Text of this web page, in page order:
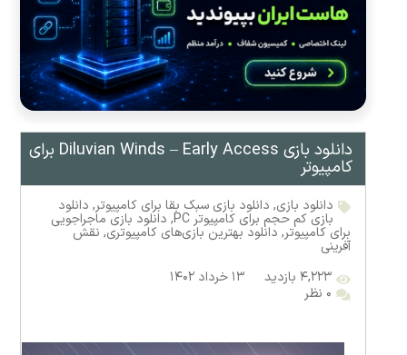
دانلود بازی Diluvian Winds – Early Access برای
کامپیوتر
دانلود بازی, دانلود بازی سبک بقا برای کامپیوتر, دانلود
بازی کم حجم برای کامپیوتر PC , دانلود بازی ماجراجویی
برای کامپیوتر, دانلود بهترین بازی‌های کامپیوتری, نقش
آفرینی
۴,۲۲۳ بازدید
۱۳ خرداد ۱۴۰۲
۰ نظر